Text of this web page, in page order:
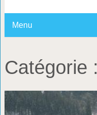
Menu
Catégorie :